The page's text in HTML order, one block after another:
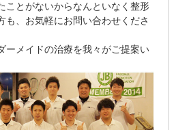
ことがないからなんといなく整形
も、お気軽にお問い合わせくださ
ーメイドの治療を我々がご提案い